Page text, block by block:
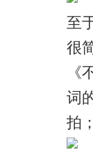
至
很
《
词
拍；